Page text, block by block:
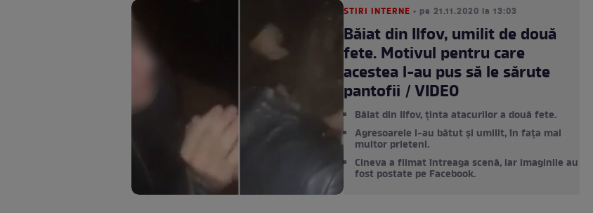
STIRI INTERNE • pe 21.11.2020 la 13:03
Băiat din Ilfov, umilit de două
fete. Motivul pentru care
acestea l-au pus să le sărute
pantofii / VIDEO
Băiat din Ilfov, ținta atacurilor a două fete.
Agresoarele l-au bătut și umilit, în fața mai
multor prieteni.
Cineva a filmat întreaga scenă, iar imaginile au
fost postate pe Facebook.